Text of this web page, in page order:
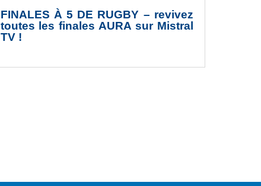
FINALES À 5 DE RUGBY – revivez
toutes les finales AURA sur Mistral
TV !